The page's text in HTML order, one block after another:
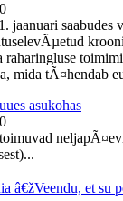
jaanuari
mida tÃ¤hendab
asukohas
â€žVeendu, et su